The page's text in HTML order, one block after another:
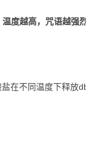
度越高，咒语越强
在不同温度下释放